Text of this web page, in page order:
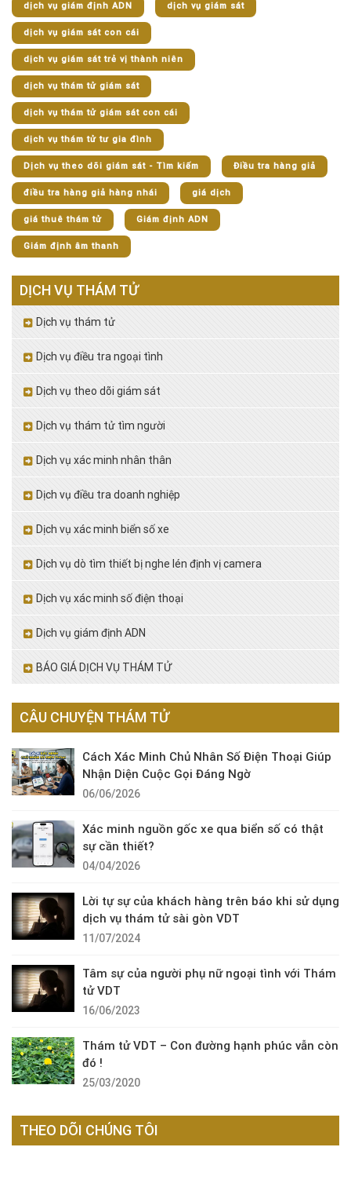
dịch vụ giám định ADN dịch vụ giám sát
dịch vụ giám sát con cái
dịch vụ giám sát trẻ vị thành niên
dịch vụ thám tử giám sát
dịch vụ thám tử giám sát con cái
dịch vụ thám tử tư gia đình
Dịch vụ theo dõi giám sát - Tìm kiếm Điều tra hàng giả
điều tra hàng giả hàng nhái giá dịch
giá thuê thám tử Giám định ADN
Giám định âm thanh
DỊCH VỤ THÁM TỬ
Dịch vụ thám tử
Dịch vụ điều tra ngoại tình
Dịch vụ theo dõi giám sát
Dịch vụ thám tử tìm người
Dịch vụ xác minh nhân thân
Dịch vụ điều tra doanh nghiệp
Dịch vụ xác minh biển số xe
Dịch vụ dò tìm thiết bị nghe lén định vị camera
Dịch vụ xác minh số điện thoại
Dịch vụ giám định ADN
BÁO GIÁ DỊCH VỤ THÁM TỬ
CÂU CHUYỆN THÁM TỬ
Cách Xác Minh Chủ Nhân Số Điện Thoại Giúp
Nhận Diện Cuộc Gọi Đáng Ngờ
06/06/2026
Xác minh nguồn gốc xe qua biển số có thật
sự cần thiết?
04/04/2026
Lời tự sự của khách hàng trên báo khi sử dụng
dịch vụ thám tử sài gòn VDT
11/07/2024
Tâm sự của người phụ nữ ngoại tình với Thám
tử VDT
16/06/2023
Thám tử VDT – Con đường hạnh phúc vẫn còn
đó !
25/03/2020
THEO DÕI CHÚNG TÔI